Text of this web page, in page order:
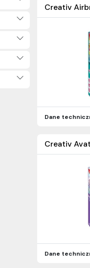
Creativ
Dane
Creativ
Dane